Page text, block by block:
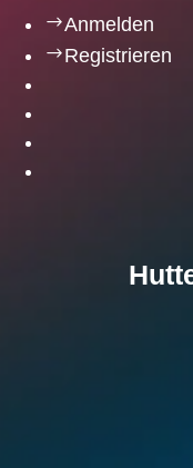
$Anmelden
$Registrieren